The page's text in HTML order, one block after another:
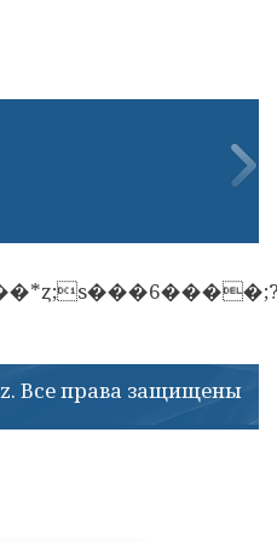
Все права защищены